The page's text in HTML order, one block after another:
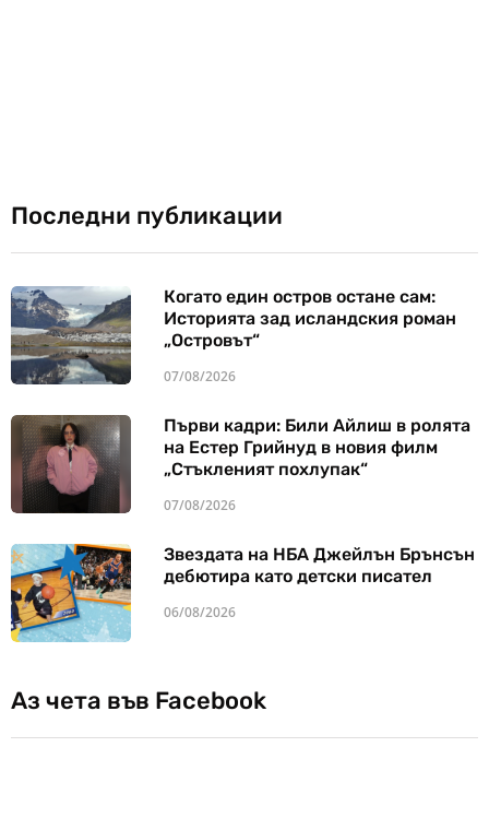
Последни публикации
Когато един остров остане сам:
Историята зад исландския роман
„Островът“
07/08/2026
Първи кадри: Били Айлиш в ролята
на Естер Грийнуд в новия филм
„Стъкленият похлупак“
07/08/2026
Звездата на НБА Джейлън Брънсън
дебютира като детски писател
06/08/2026
Аз чета във Facebook